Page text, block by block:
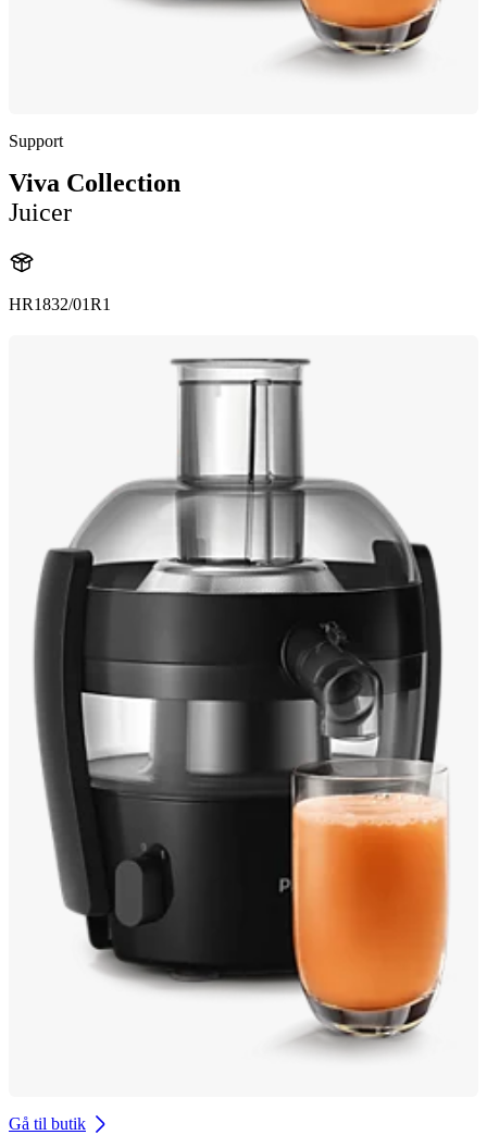
Support
Viva Collection
Juicer
HR1832/01R1
Gå til butik